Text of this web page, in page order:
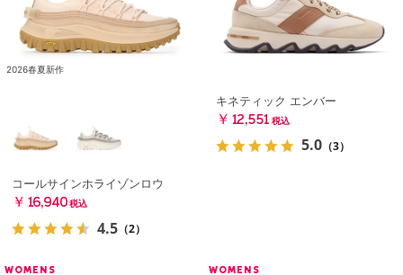
2026春夏新作
コールサインホライゾンロウ
￥16,940 税込
4.5 （2）
キネティック エンバー
￥12,551 税込
5.0 （3）
WOMENS WOMENS